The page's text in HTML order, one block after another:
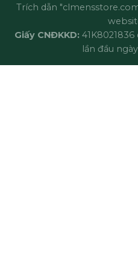
Trích dẫn
Giấy CNĐKKD:
lần đầu